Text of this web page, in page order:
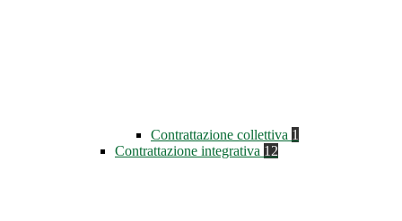
Contrattazione collettiva 1
Contrattazione integrativa 12